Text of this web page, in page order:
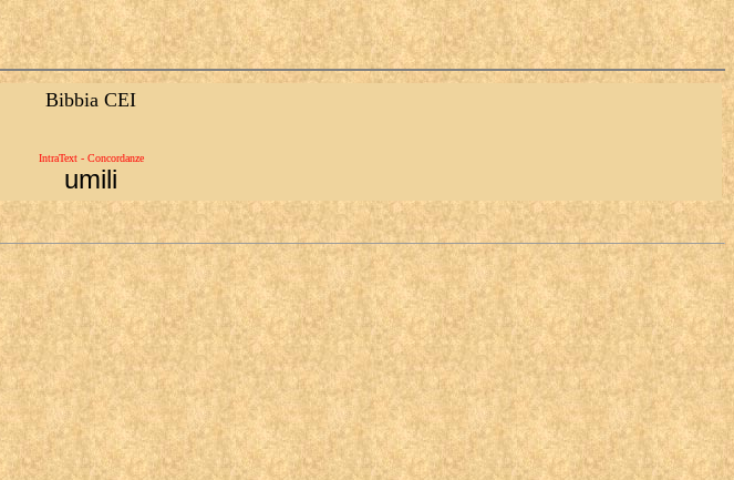
Bibbia CEI
IntraText - Concordanze
umili